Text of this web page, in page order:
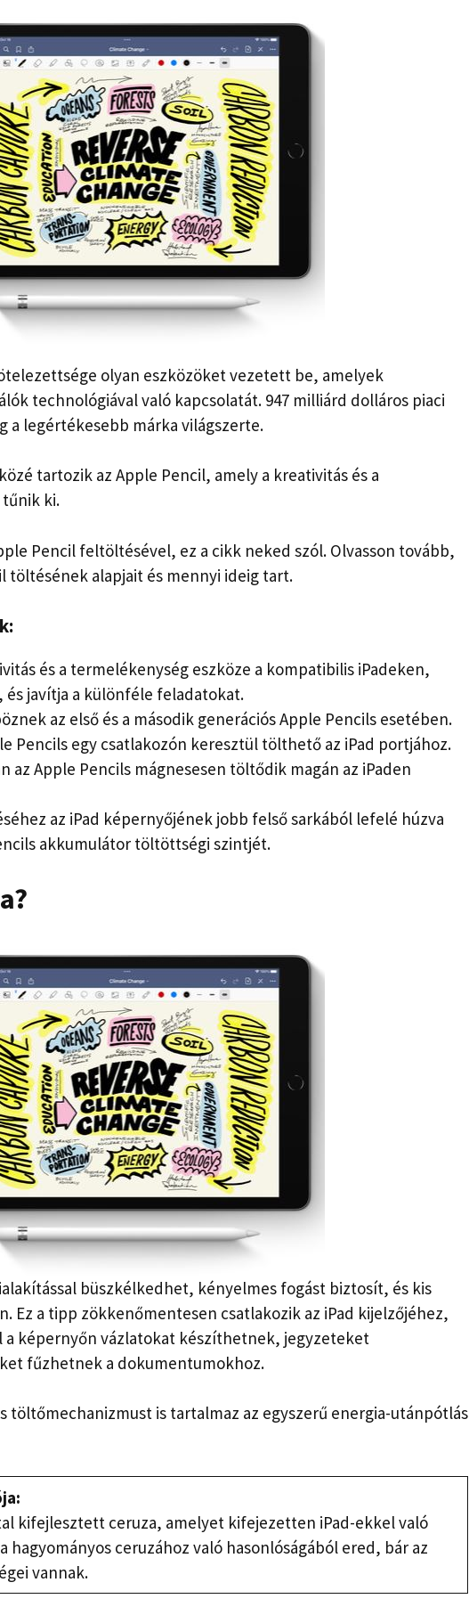
olyan eszközöket vezetett be, amelyek
technológiával való kapcsolatát. 947 milliárd dolláros piaci
a legértékesebb márka világszerte.
tartozik az Apple Pencil, amely a kreativitás és a
ki.
Pencil feltöltésével, ez a cikk neked szól. Olvasson tovább,
töltésének alapjait és mennyi ideig tart.
és a termelékenység eszköze a kompatibilis iPadeken,
javítja a különféle feladatokat.
az első és a második generációs Apple Pencils esetében.
Pencils egy csatlakozón keresztül tölthető az iPad portjához.
az Apple Pencils mágnesesen töltődik magán az iPaden
az iPad képernyőjének jobb felső sarkából lefelé húzva
akkumulátor töltöttségi szintjét.
büszkélkedhet, kényelmes fogást biztosít, és kis
Ez a tipp zökkenőmentesen csatlakozik az iPad kijelzőjéhez,
a képernyőn vázlatokat készíthetnek, jegyzeteket
fűzhetnek a dokumentumokhoz.
töltőmechanizmust is tartalmaz az egyszerű energia-utánpótlás
kifejlesztett ceruza, amelyet kifejezetten iPad-ekkel való
hagyományos ceruzához való hasonlóságából ered, bár az
vannak.